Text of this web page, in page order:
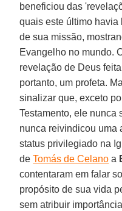
beneficiou das
quais este último
de sua missão,
Evangelho no mundo.
revelação de Deus
portanto, um profeta.
sinalizar que, exceto
Testamento, ele nunca
nunca reivindicou uma
status privilegiado na
deTomás de Celano a
contentaram em falar
propósito de sua vida
sem atribuir